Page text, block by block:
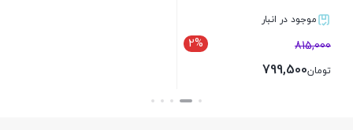
موجود در انبار
2% 815,000
تومان799,500